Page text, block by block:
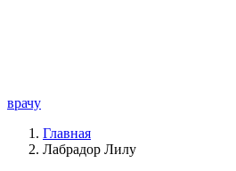
врачу
Главная
Лабрадор Лилу